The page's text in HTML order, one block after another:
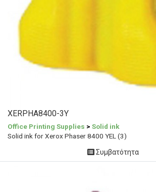
XERPHA8400-3Y
Office Printing Supplies > Solid ink
Solid ink for Xerox Phaser 8400 YEL (3)
Συμβατότητα